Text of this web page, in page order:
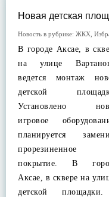
Новая детская
Новость в рубрике: ЖКХ
В городе Аксае, в
на улице
ведется монтаж
детской
Установлено
игровое
планируется
прорезиненное
покрытие. В
Аксае, в сквере на
детской